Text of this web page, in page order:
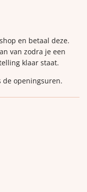
en betaal deze.
van zodra je een
klaar staat.
de openingsuren.